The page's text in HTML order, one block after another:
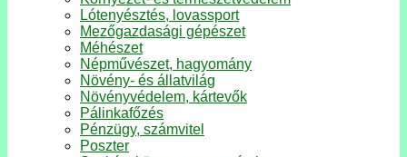
Lótenyésztés, lovassport
Mezőgazdasági gépészet
Méhészet
Népművészet, hagyomány
Növény- és állatvilág
Növényvédelem, kártevők
Pálinkafőzés
Pénzügy, számvitel
Poszter